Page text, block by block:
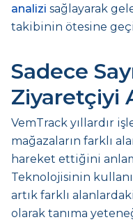
analizi sağlayarak
takibinin ötesine
Sadece
Ziyaretçiyi
VemTrack yıllardır
mağazaların farklı
hareket ettiğini
Teknolojisinin
artık farklı
olarak tanıma